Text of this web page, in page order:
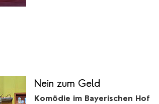
Nein zum Geld
Komödie im Bayerischen Hof